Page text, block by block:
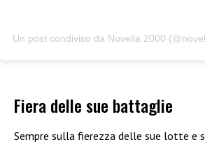
Un post condiviso da Novella 2000
Fiera delle sue battaglie
Sempre sulla fierezza delle sue lotte e